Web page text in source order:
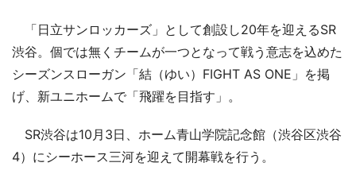
「日立サンロッカーズ」として創設し20年を迎えるSR
渋谷。個では無くチームが一つとなって戦う意志を込めた
シーズンスローガン「結（ゆい）FIGHT AS ONE」を掲
げ、新ユニホームで「飛躍を目指す」。
SR渋谷は10月3日、ホーム青山学院記念館（渋谷区渋谷
4）にシーホース三河を迎えて開幕戦を行う。